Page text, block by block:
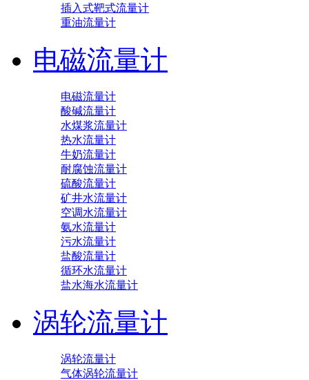
插入式靶式流量计
重油流量计
电磁流量计
电磁流量计
酸碱流量计
水煤浆流量计
热水流量计
牛奶流量计
耐腐蚀流量计
硫酸流量计
矿井水流量计
空调水流量计
氨水流量计
污水流量计
盐酸流量计
循环水流量计
盐水海水流量计
涡轮流量计
涡轮流量计
气体涡轮流量计